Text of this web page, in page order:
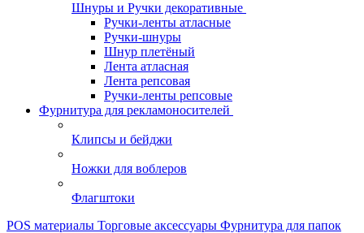
Шнуры и Ручки декоративные
Ручки-ленты атласные
Ручки-шнуры
Шнур плетёный
Лента атласная
Лента репсовая
Ручки-ленты репсовые
Фурнитура для рекламоносителей
Клипсы и бeйджи
Ножки для воблеров
Флагштоки
POS материалы Торговые аксессуары Фурнитура для папок